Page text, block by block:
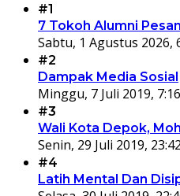
#1
7 Tokoh Alumni
Sabtu, 1 Agustus 2026,
#2
Dampak Media Sosial
Minggu, 7 Juli 2019,
#3
Wali Kota Depok,
Senin, 29 Juli 2019,
#4
Latih Mental Dan